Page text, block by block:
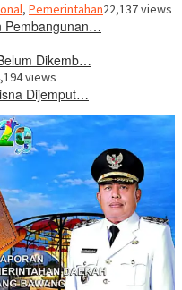
, Pemerintahan22,137 views
Pembangunan…
Dikemb…
views
Dijemput…